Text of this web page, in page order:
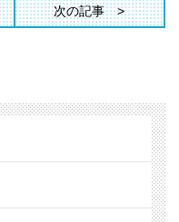
次の記事